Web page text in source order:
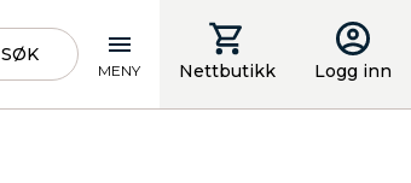
SØK
MENY Nettbutikk Logg inn